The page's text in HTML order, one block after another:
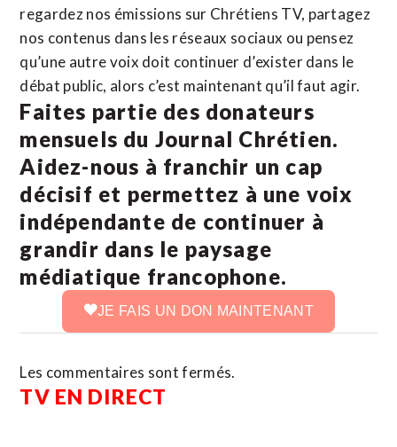
regardez nos émissions sur Chrétiens TV, partagez
nos contenus dans les réseaux sociaux ou pensez
qu’une autre voix doit continuer d’exister dans le
débat public, alors c’est maintenant qu’il faut agir.
Faites partie des donateurs
mensuels du Journal Chrétien.
Aidez-nous à franchir un cap
décisif et permettez à une voix
indépendante de continuer à
grandir dans le paysage
médiatique francophone.
JE FAIS UN DON MAINTENANT
Les commentaires sont fermés.
TV EN DIRECT